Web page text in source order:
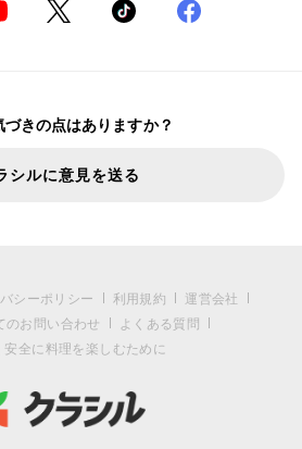
づきの点はありますか？
シルに意見を送る
シーポリシー 利用規約
運営会社
のお問い合わせ
よくある質問
安全に料理を楽しむために